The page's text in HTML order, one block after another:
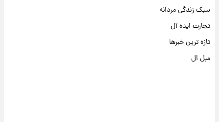
سبک زندگی مردانه
تجارت ایده آل
تازه ترین خبرها
مبل ال